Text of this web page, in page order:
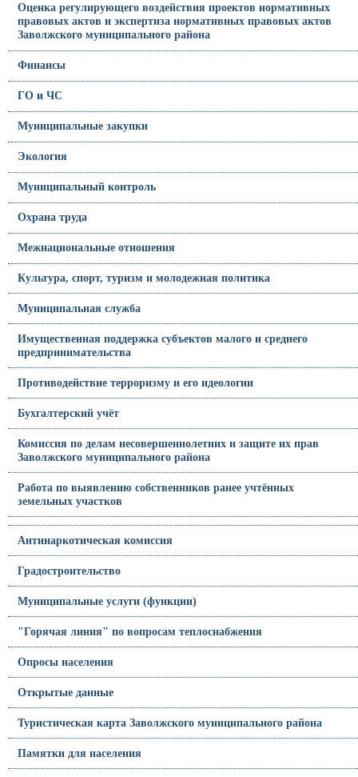
Оценка регулирующего воздействия проектов нормативных
правовых актов и экспертиза нормативных правовых актов
Заволжского муниципального района
Финансы
ГО и ЧС
Муниципальные закупки
Экология
Муниципальный контроль
Охрана труда
Межнациональные отношения
Культура, спорт, туризм и молодежная политика
Муниципальная служба
Имущественная поддержка субъектов малого и среднего
предпринимательства
Противодействие терроризму и его идеологии
Бухгалтерский учёт
Комиссия по делам несовершеннолетних и защите их прав
Заволжского муниципального района
Работа по выявлению собственников ранее учтённых
земельных участков
Антинаркотическая комиссия
Градостроительство
Муниципальные услуги (функции)
"Горячая линия" по вопросам теплоснабжения
Опросы населения
Открытые данные
Туристическая карта Заволжского муниципального района
Памятки для населения